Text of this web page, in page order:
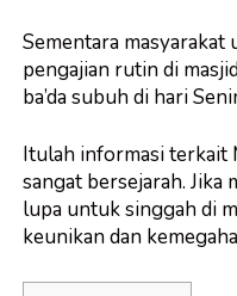
Sementara
pengajian rutin di
ba’da subuh di hari
Itulah informasi terkait
sangat bersejarah. Jika
lupa untuk singgah di
keunikan dan